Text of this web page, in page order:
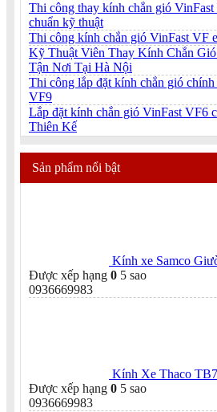
Thi công thay kính chắn gió
chuẩn kỹ thuật
Thi công kính chắn gió VinFast VF
Kỹ Thuật Viên Thay Kính Chắn
Tận Nơi Tại Hà Nội
Thi công lắp đặt kính chắn gió
VF9
Lắp đặt kính chắn gió VinFast VF6
Thiên Kế
Sản phẩm nổi bật
Kính xe Samco
Được xếp hạng 0 5 sao
0936669983
Kính Xe Thaco
Được xếp hạng 0 5 sao
0936669983